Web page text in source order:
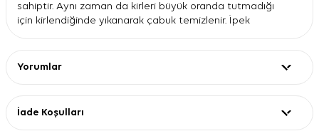
sahiptir. Aynı zaman da kirleri büyük oranda tutmadığı
için kirlendiğinde yıkanarak çabuk temizlenir. İpek
üretimde zararlı boya ve kimyasalların kullanılmadığını
İpek Yıkama Nasıl Yapılmalı ?
İpek eşarplar kullanılırken kuru temizleme tercih
Yorumlar
İade Koşulları